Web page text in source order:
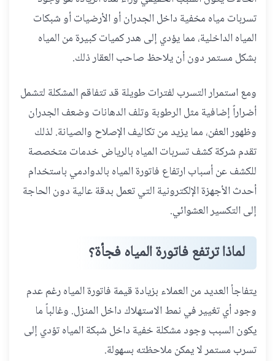
تسربات مياه مخفية داخل الجدران أو الأرضيات أو شبكات
المياه الداخلية، مما يؤدي إلى هدر كميات كبيرة من المياه
بشكل مستمر دون أن يلاحظ صاحب العقار ذلك.
ومع استمرار التسرب لفترات طويلة قد تتفاقم المشكلة لتشمل
أضراراً إضافية مثل الرطوبة وتلف الدهانات وضعف الجدران
وظهور العفن، مما يزيد من تكاليف الإصلاح والصيانة. لذلك
تقدم شركة كشف تسربات المياه بالرياض خدمات متخصصة
للكشف عن أسباب ارتفاع فاتورة المياه بالدوادمي باستخدام
أحدث الأجهزة الإلكترونية التي تعمل بدقة عالية دون الحاجة
إلى التكسير العشوائي.
لماذا ترتفع فاتورة المياه فجأة؟
يتفاجأ العديد من العملاء بزيادة قيمة فاتورة المياه رغم عدم
وجود أي تغيير في نمط الاستهلاك داخل المنزل. وغالباً ما
يكون السبب وجود مشكلة خفية داخل شبكة المياه تؤدي إلى
تسرب مستمر لا يمكن ملاحظته بسهولة.